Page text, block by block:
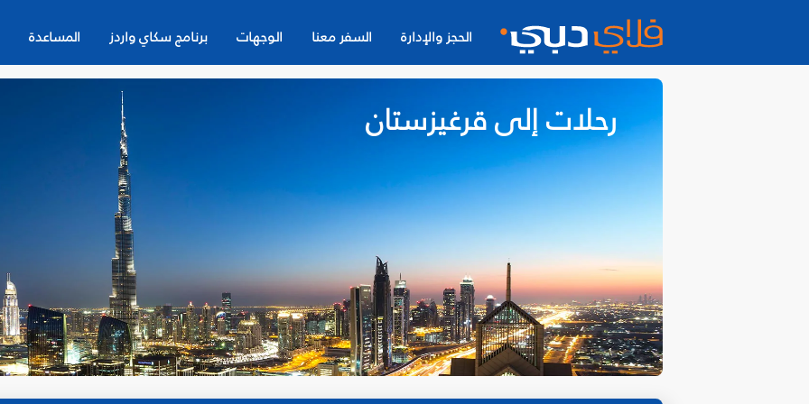
الحجز والإدارة السفر معنا الوجهات برنامج سكاي واردز المساعدة
رحلات إلى قرغيزستان